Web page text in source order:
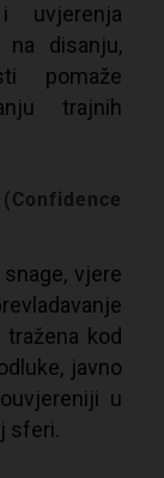
uvjerenja
disanju,
pomaže
trajnih
vjere
kod
javno
u
sferi.